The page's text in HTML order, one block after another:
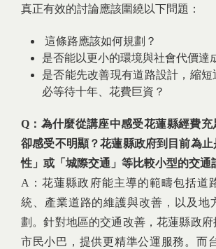
真正有效的討論應該圍繞以下問題：
這條路應該如何規劃？
是否能以更小的環境與社會代價達
是否能先改善現有道路設計，縮短
必等待十年、花費巨資？
Q：為什麼從講座中感受花蓮縣經費
卻感受不明顯？花蓮縣政府到目前為
性」或「城際交通」等比較小型的交通
A：花蓮縣政府能主導的範疇包括道
統、產業道路的維護與改善，以及地
劃。針對地區的交通改善，花蓮縣政
市民小巴，提供更精準公運服務。而